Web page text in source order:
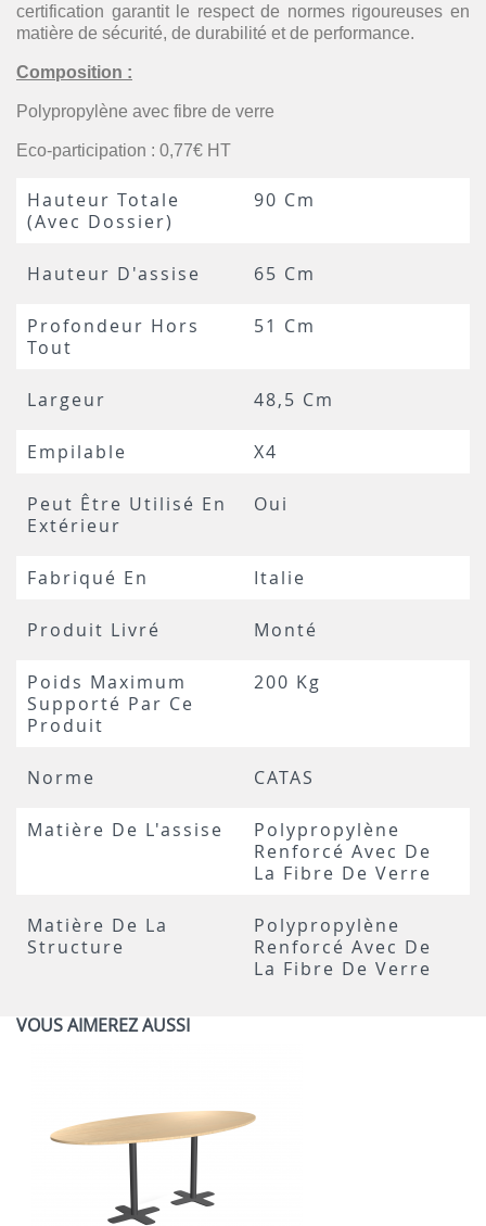
certification garantit le respect de normes rigoureuses en
matière de sécurité, de durabilité et de performance.
Composition :
Polypropylène avec fibre de verre
Eco-participation : 0,77€ HT
Hauteur Totale
(avec Dossier)
90 Cm
Hauteur D'assise 65 Cm
Profondeur Hors
Tout
51 Cm
Largeur 48,5 Cm
Empilable X4
Peut Être Utilisé En
Extérieur
Oui
Fabriqué En Italie
Produit Livré Monté
Poids Maximum
Supporté Par Ce
Produit
200 Kg
Norme CATAS
Matière De L'assise
Polypropylène
Renforcé Avec De
La Fibre De Verre
Matière De La
Structure
Polypropylène
Renforcé Avec De
La Fibre De Verre
VOUS AIMEREZ AUSSI